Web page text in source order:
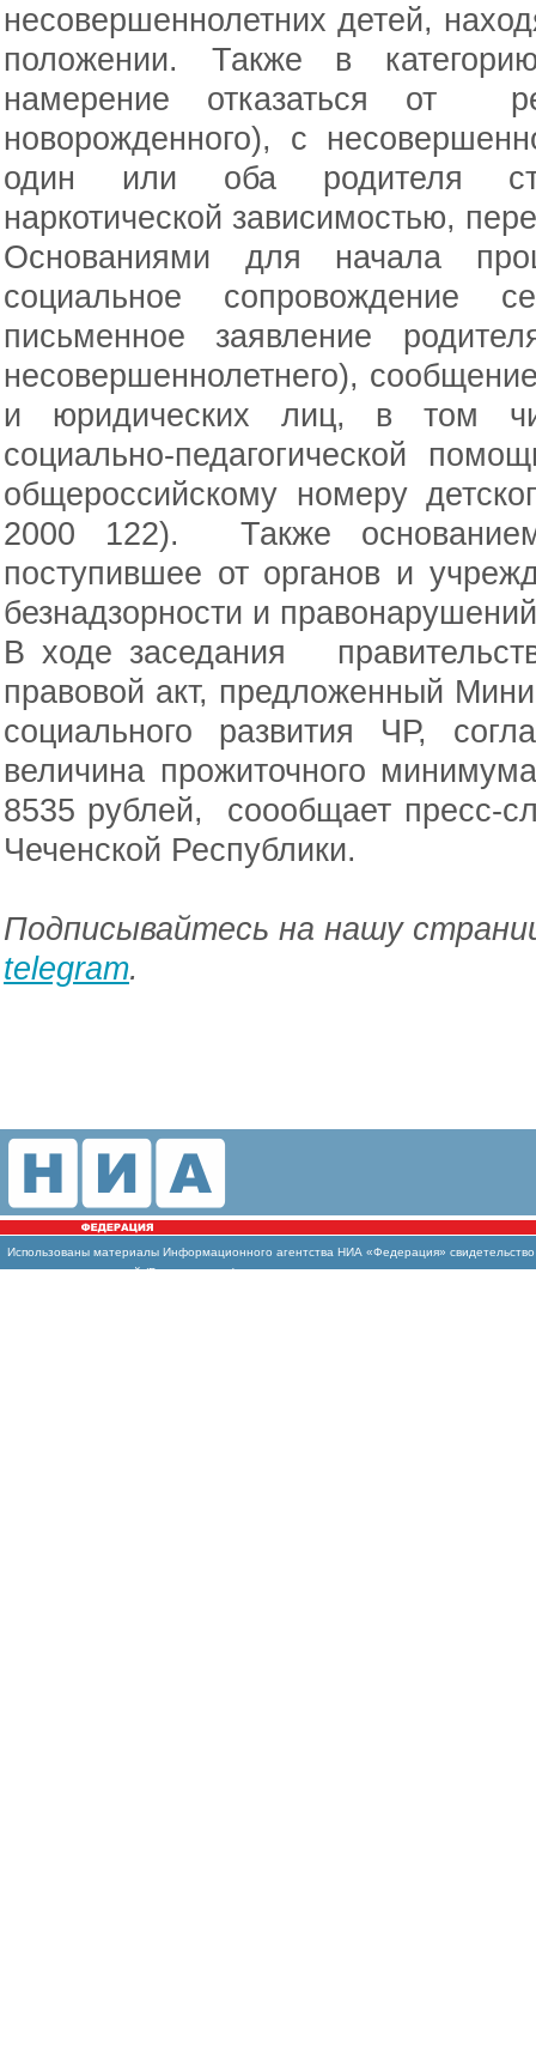
несовершеннолетних детей,
положении. Также в
намерение отказаться от
новорожденного), с
один или оба родителя
наркотической зависимостью,
Основаниями для начала
социальное сопровождение
письменное заявление
несовершеннолетнего),
и юридических лиц, в том
социально-педагогической
общероссийскому номеру
2000 122). Также
поступившее от органов и
безнадзорности и
В ходе заседания
правовой акт, предложенный
социального развития ЧР,
величина прожиточного
8535 рублей, соообщает пресс-
Чеченской Республики.
Подписывайтесь на нашу
telegram.
Использованы материалы Информационного агентства НИА «Федерация»
массовых коммуникаций (Роскомнадзор)